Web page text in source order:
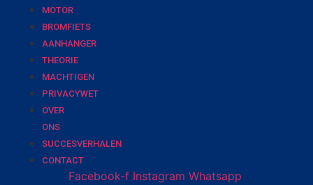
MOTOR
BROMFIETS
AANHANGER
THEORIE
MACHTIGEN
PRIVACYWET
OVER
ONS
SUCCESVERHALEN
CONTACT
Facebook-f Instagram Whatsapp